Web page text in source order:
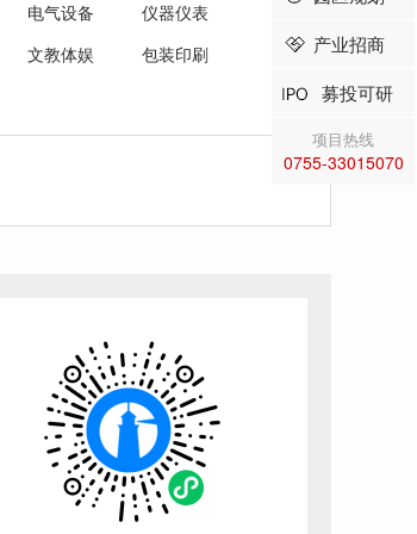
电气设备
仪器仪表
文教体娱
包装印刷
产业招商
募投可研
项目热线
0755-33015070